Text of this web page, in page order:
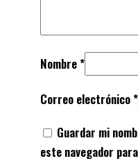
Nombre*
Correo electrónico*
Guardar mi
este navegador